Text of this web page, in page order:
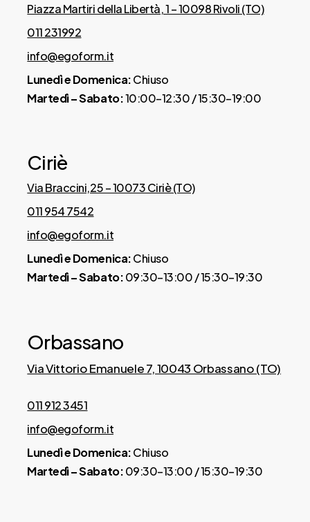
Piazza Martiri della Libertà, 1 – 10098 Rivoli (TO)
011 231992
info@egoform.it
Lunedì e Domenica:Chiuso
Martedì – Sabato:10:00–12:30 / 15:30–19:00
Ciriè
Via Braccini,25 – 10073 Ciriè (TO)
011 954 7542
info@egoform.it
Lunedì e Domenica:Chiuso
Martedì – Sabato:09:30–13:00 / 15:30–19:30
Orbassano
Via Vittorio Emanuele 7, 10043 Orbassano (TO)
011 912 3451
info@egoform.it
Lunedì e Domenica:Chiuso
Martedì – Sabato:09:30–13:00 / 15:30–19:30